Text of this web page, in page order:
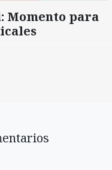
Momento para